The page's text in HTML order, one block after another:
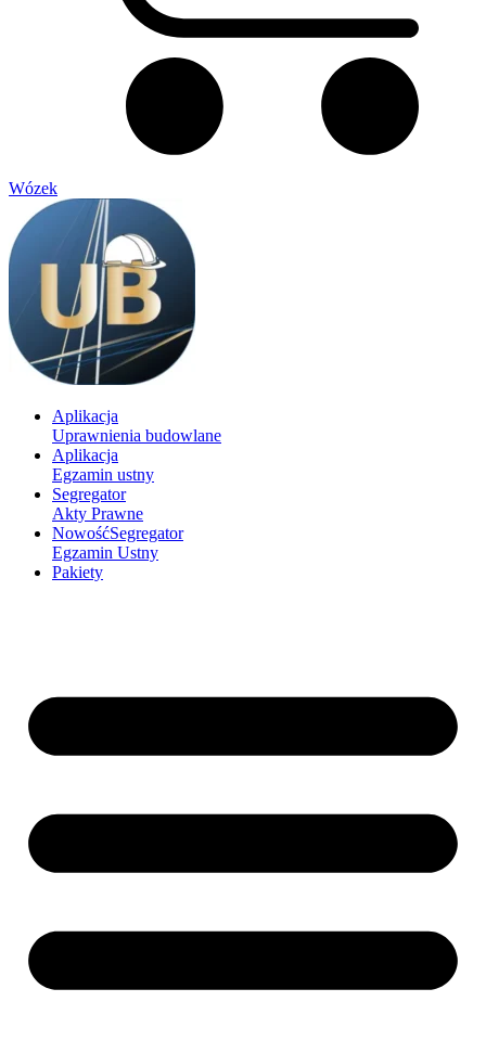
Wózek
Aplikacja
Uprawnienia budowlane
Aplikacja
Egzamin ustny
Segregator
Akty Prawne
NowośćSegregator
Egzamin Ustny
Pakiety